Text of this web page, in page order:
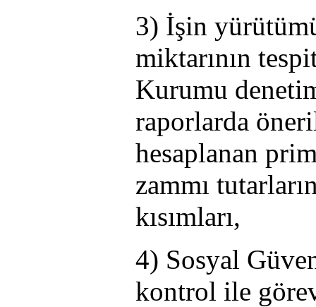
3) İşin
miktarının
Kurumu
raporlarda
hesaplanan
zammı
kısımları,
4) Sosyal
kontrol ile